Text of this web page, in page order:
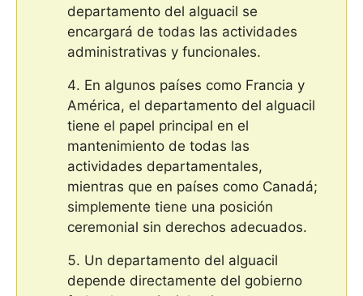
departamento del alguacil se
encargará de todas las actividades
administrativas y funcionales.
En algunos países como Francia y
América, el departamento del alguacil
tiene el papel principal en el
mantenimiento de todas las
actividades departamentales,
mientras que en países como Canadá;
simplemente tiene una posición
ceremonial sin derechos adecuados.
Un departamento del alguacil
depende directamente del gobierno